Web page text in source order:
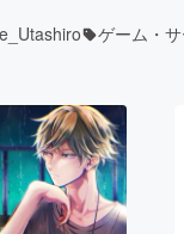
ジェクト
ロジェ
・写真
ジー・ガジェット
ゲーム・